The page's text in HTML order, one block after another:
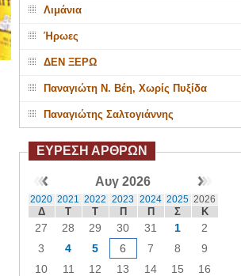
Λιμάνια
Ήρωες
ΔΕΝ ΞΕΡΩ
Παναγιώτη Ν. Βέη, Χωρίς Πυξίδα
Παναγιώτης Σαλτογιάννης
ΕΥΡΕΣΗ ΑΡΘΡΩΝ
Αυγ 2026
2020 2021 2022 2023 2024 2025 2026
Δ Τ Τ Π Π Σ Κ
27 28 29 30 31 1
2
3
4 5 6 7 8
9
10
11 12 13 14 15
16